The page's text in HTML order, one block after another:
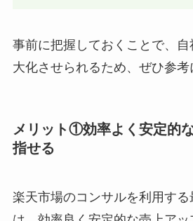
事前に把握しておくことで、
大化させられるため、ぜひ参考
メリット①効率よく安定的
指せる
楽天市場のコンサルを利用する